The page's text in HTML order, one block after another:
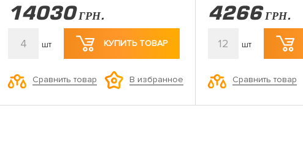
14030 ГРН.
4 шт КУПИТЬ ТОВАР
Сравнить товар В избранное
4266 ГРН.
12 шт
Сравнить товар